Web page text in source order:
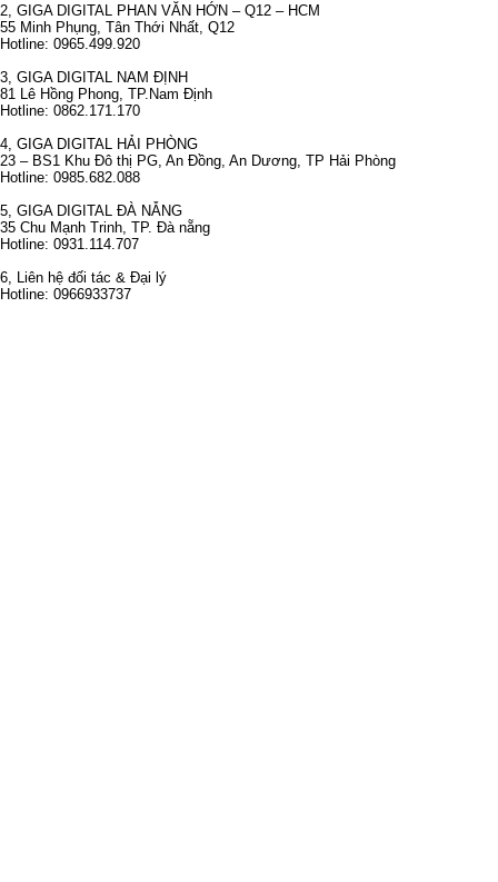
2, GIGA DIGITAL PHAN VĂN HỚN – Q12 – HCM
55 Minh Phụng, Tân Thới Nhất, Q12
Hotline: 0965.499.920
3, GIGA DIGITAL NAM ĐỊNH
81 Lê Hồng Phong, TP.Nam Định
Hotline: 0862.171.170
4, GIGA DIGITAL HẢI PHÒNG
23 – BS1 Khu Đô thị PG, An Đồng, An Dương, TP Hải Phòng
Hotline: 0985.682.088
5, GIGA DIGITAL ĐÀ NẴNG
35 Chu Mạnh Trinh, TP. Đà nẵng
Hotline: 0931.114.707
6, Liên hệ đối tác & Đại lý
Hotline: 0966933737